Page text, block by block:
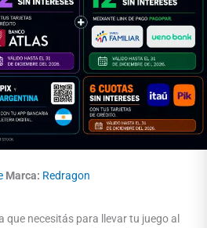
Marca: Redragon
que necesitás para llevar tu juego al